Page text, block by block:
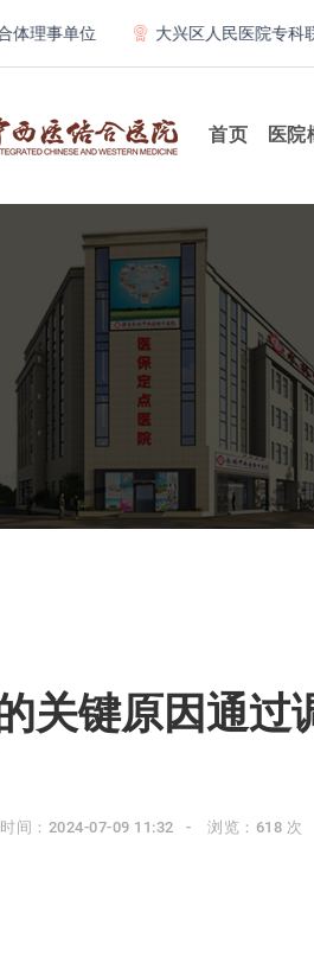
事单位 大兴区人民医院专科联盟
首页 医院
关键原因通过
时间：2024-07-09 11:32 浏览：618 次